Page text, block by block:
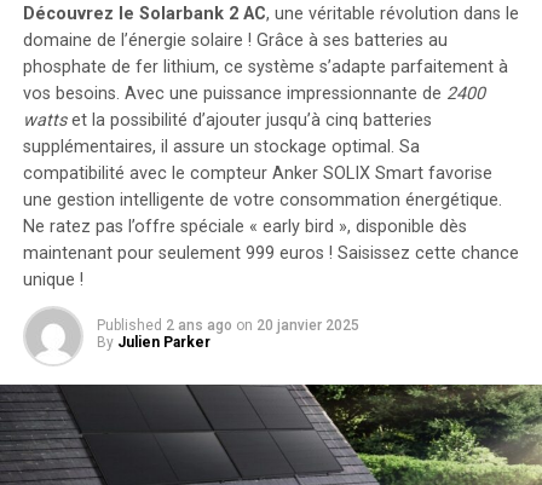
RELATED TOPICS: HÉLICOPTÈRE
MENACES
NEW YORK TIMES
POURSUITE TRUMP
UP NEXT
Des centaines de Hindous bangladais se rassemblent à
la frontière indo-bangladaise pour fuir vers l’Inde
DON'T MISS
Les proches de Jay Slater s’habillent en bleu pour rendre
hommage à l’apprenti « éternellement 19 ans » lors de
ses funérailles
Découvrez le Solarbank 2 AC, une véritable révolution dans le
domaine de l’énergie solaire ! Grâce à ses batteries au
phosphate de fer lithium, ce système s’adapte parfaitement à
vos besoins. Avec une puissance impressionnante de 2400
wattset la possibilité d’ajouter jusqu’à cinq batteries
supplémentaires, il assure un stockage optimal. Sa
compatibilité avec le compteur Anker SOLIX Smart favorise
une gestion intelligente de votre consommation énergétique.
Ne ratez pas l’offre spéciale « early bird », disponible dès
maintenant pour seulement 999 euros ! Saisissez cette chance
unique !
Published 2 ans ago on 20 janvier 2025
By Julien Parker